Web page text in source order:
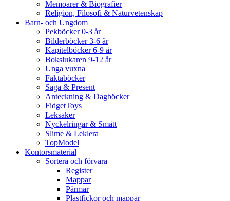
Memoarer & Biografier
Religion, Filosofi & Naturvetenskap
Barn- och Ungdom
Pekböcker 0-3 år
Bilderböcker 3-6 år
Kapitelböcker 6-9 år
Bokslukaren 9-12 år
Unga vuxna
Faktaböcker
Saga & Present
Anteckning & Dagböcker
FidgetToys
Leksaker
Nyckelringar & Smått
Slime & Leklera
TopModel
Kontorsmaterial
Sortera och förvara
Register
Mappar
Pärmar
Plastfickor och mappar